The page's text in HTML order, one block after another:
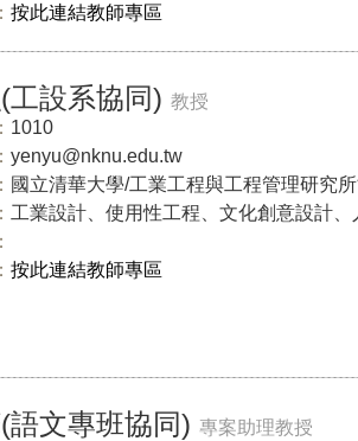
按此連結教師專區
工設系協同) 教授
1010
yenyu@nknu.edu.tw
國立清華大學/工業工程與工程管理研究
工業設計、使用性工程、文化創意設計、
按此連結教師專區
語文專班協同) 專案助理教授